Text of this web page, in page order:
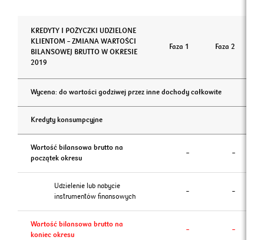
KREDYTY I POŻYCZKI UDZIELONE
KLIENTOM – ZMIANA WARTOŚCI
BILANSOWEJ BRUTTO W OKRESIE
2019
Faza 1 Faza 2
Wycena: do wartości godziwej przez inne dochody całkowite
Kredyty konsumpcyjne
Wartość bilansowa brutto na
początek okresu
– –
Udzielenie lub nabycie
instrumentów finansowych
– –
Wartość bilansowa brutto na
koniec okresu
– –